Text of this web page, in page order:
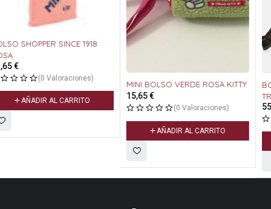
MINI BOLSO VERDE ROSA KITTY
15,65€
BOLSO BANDOLERA ANEKKE
TRIPLE COMPARTIMENTO VOICE
35803-188
55,95€
AÑADIR AL CARRITO